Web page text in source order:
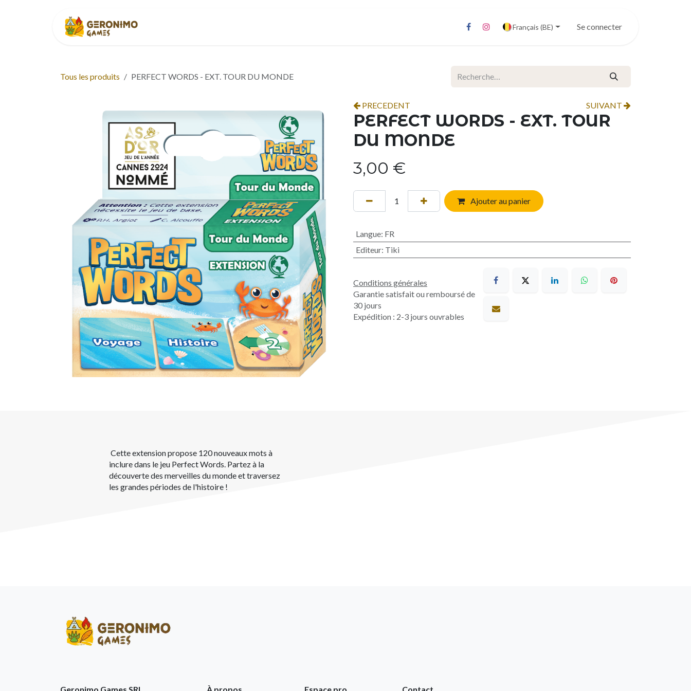
Français (BE) Se connecter
Tous les produits PERFECT WORDS - EXT. TOUR DU MONDE
PRECEDENT SUIVANT
PERFECT WORDS - EXT. TOUR
DU MONDE
3,00 €
Ajouter au panier
Langue: FR
Editeur: Tiki
Conditions générales
Garantie satisfait ou remboursé de
30 jours
Expédition : 2-3 jours ouvrables
Cette extension propose 120 nouveaux mots à
inclure dans le jeu Perfect Words. Partez à la
découverte des merveilles du monde et traversez
les grandes périodes de l'histoire !